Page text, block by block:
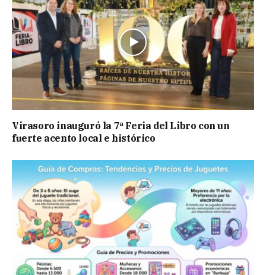
Virasoro inauguró la 7ª Feria del Libro con un
fuerte acento local e histórico